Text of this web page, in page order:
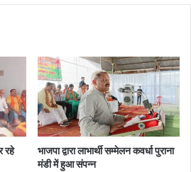
te
रहे
भाजपा द्वारा लाभार्थी सम्मेलन कवर्धा पुराना
मंडी में हुआ संपन्न